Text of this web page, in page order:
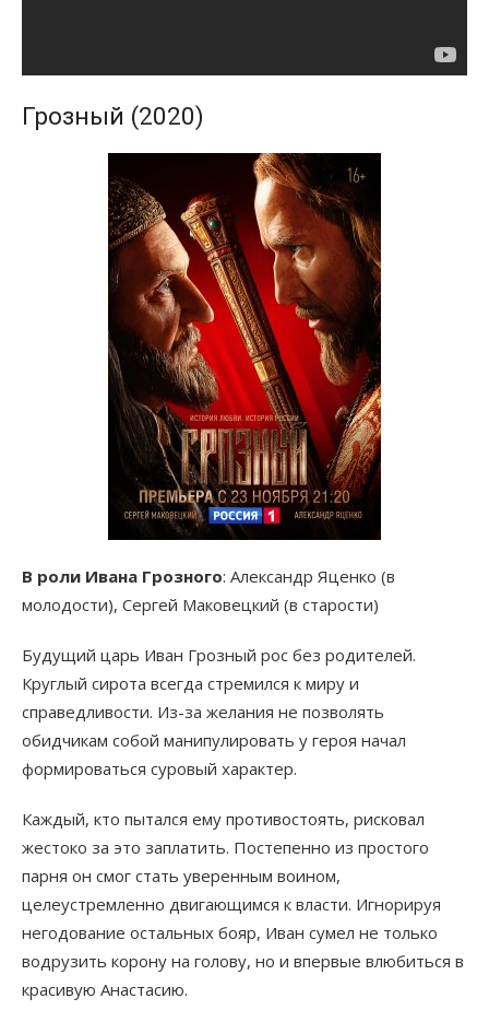
Грозный (2020)
В роли Ивана Грозного: Александр Яценко (в
молодости), Сергей Маковецкий (в старости)
Будущий царь Иван Грозный рос без родителей.
Круглый сирота всегда стремился к миру и
справедливости. Из-за желания не позволять
обидчикам собой манипулировать у героя начал
формироваться суровый характер.
Каждый, кто пытался ему противостоять, рисковал
жестоко за это заплатить. Постепенно из простого
парня он смог стать уверенным воином,
целеустремленно двигающимся к власти. Игнорируя
негодование остальных бояр, Иван сумел не только
водрузить корону на голову, но и впервые влюбиться в
красивую Анастасию.